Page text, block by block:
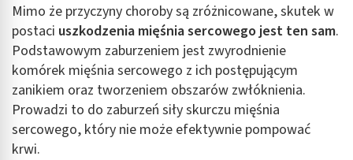
Mimo że przyczyny choroby są zróżnicowane, skutek w
postaci uszkodzenia mięśnia sercowego jest ten sam.
Podstawowym zaburzeniem jest zwyrodnienie
komórek mięśnia sercowego z ich postępującym
zanikiem oraz tworzeniem obszarów zwłóknienia.
Prowadzi to do zaburzeń siły skurczu mięśnia
sercowego, który nie może efektywnie pompować
krwi.